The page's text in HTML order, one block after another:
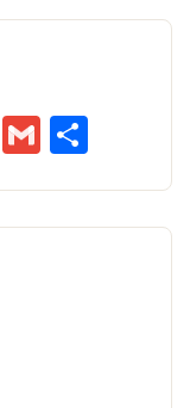
Messenger
Gmail